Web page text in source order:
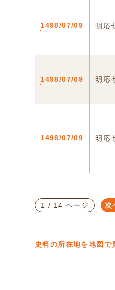
1498/07/09 明応
1498/07/09 明応
1498/07/09 明応
1 / 14 ページ 次
史料の所在地を地図で